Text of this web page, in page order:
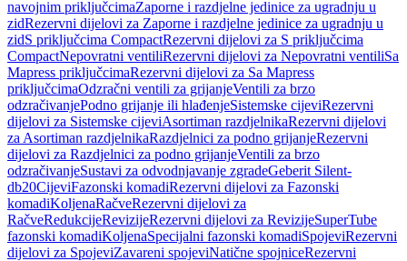
navojnim priključcimaZaporne i razdjelne jedinice za ugradnju u
zidRezervni dijelovi za Zaporne i razdjelne jedinice za ugradnju u
zidS priključcima CompactRezervni dijelovi za S priključcima
CompactNepovratni ventiliRezervni dijelovi za Nepovratni ventiliSa
Mapress priključcimaRezervni dijelovi za Sa Mapress
priključcimaOdzračni ventili za grijanjeVentili za brzo
odzračivanjePodno grijanje ili hlađenjeSistemske cijeviRezervni
dijelovi za Sistemske cijeviAsortiman razdjelnikaRezervni dijelovi
za Asortiman razdjelnikaRazdjelnici za podno grijanjeRezervni
dijelovi za Razdjelnici za podno grijanjeVentili za brzo
odzračivanjeSustavi za odvodnjavanje zgradeGeberit Silent-
db20CijeviFazonski komadiRezervni dijelovi za Fazonski
komadiKoljenaRačveRezervni dijelovi za
RačveRedukcijeRevizijeRezervni dijelovi za RevizijeSuperTube
fazonski komadiKoljenaSpecijalni fazonski komadiSpojeviRezervni
dijelovi za SpojeviZavareni spojeviNatične spojniceRezervni